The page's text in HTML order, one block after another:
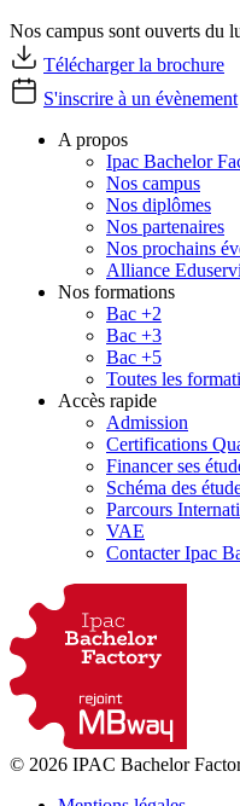
Nos campus sont ouverts du
Télécharger la brochure
S'inscrire à un évènement
A propos
Ipac Bachelor
Nos campus
Nos diplômes
Nos partenaires
Nos prochains
Alliance
Nos formations
Bac +2
Bac +3
Bac +5
Toutes les
Accès rapide
Admission
Certifications
Financer ses
Schéma des
Parcours
VAE
Contacter Ipac
© 2026 IPAC Bachelor